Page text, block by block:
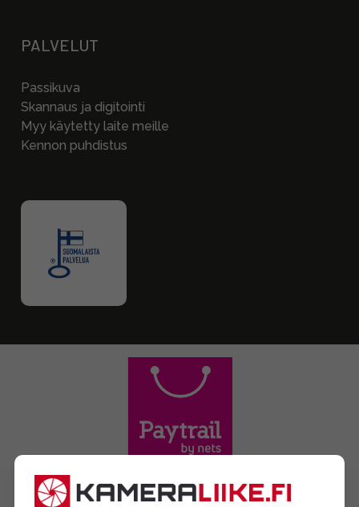
PALVELUT
Passikuva
Skannaus ja digitointi
Myy käytetty laite meille
Kennon puhdistus